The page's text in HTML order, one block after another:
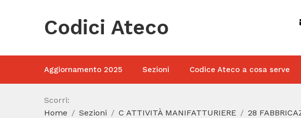
Codici Ateco
Aggiornamento 2025 Sezioni Codice Ateco a cosa serve
Scorri:
Home
Sezioni C ATTIVITÀ MANIFATTURIERE
28